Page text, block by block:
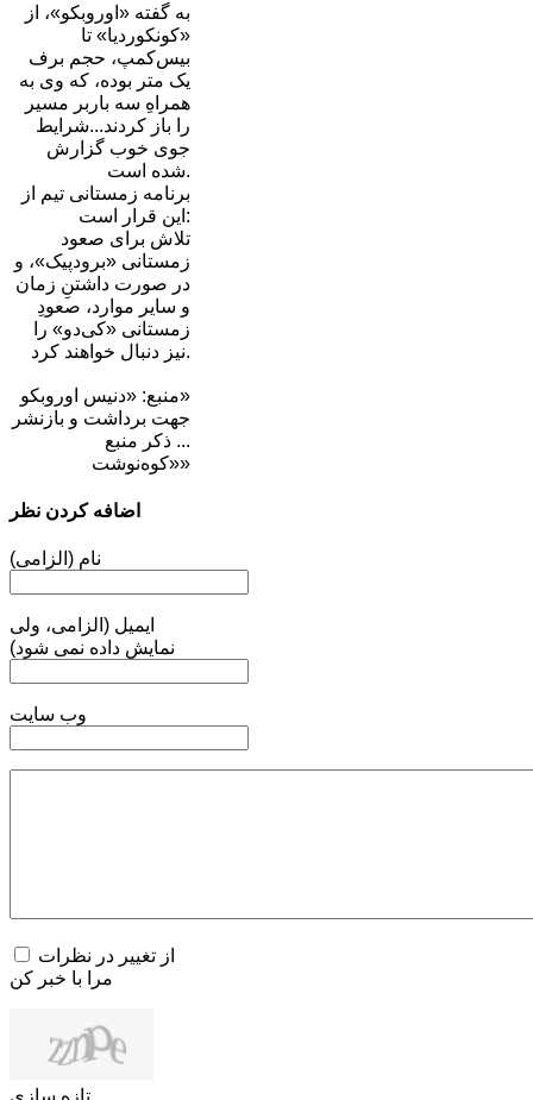
به گفته «اوروبکو»، از
«کونکوردیا» تا
بیس‌کمپ، حجم برف
یک متر بوده، که وی به
همراهِ سه باربر مسیر
را باز کردند...شرایط
جوی خوب گزارش
شده است.
برنامه زمستانی تیم از
این قرار است:
تلاش برای صعود
زمستانی «برودپیک»، و
در صورت داشتنِ زمان
و سایر موارد، صعودِ
زمستانی «کی‌دو» را
نیز دنبال خواهند کرد.
منبع: «دنیس اوروبکو»
جهت برداشت و بازنشر
... ذکر منبع
«کوه‌نوشت»
اضافه کردن نظر
نام (الزامی)
ایمیل (الزامی، ولی
نمایش داده نمی شود)
وب سایت
از تغییر در نظرات
مرا با خبر کن